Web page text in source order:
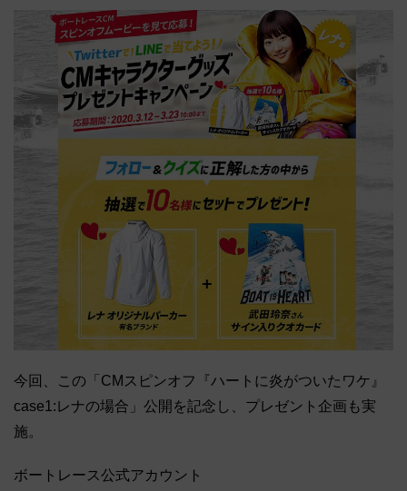
今回、この「CMスピンオフ『ハートに炎がついたワケ』
case1:レナの場合」公開を記念し、プレゼント企画も実
施。
ボートレース公式アカウント